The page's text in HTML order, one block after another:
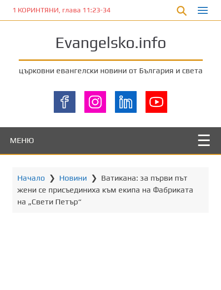
1 КОРИНТЯНИ, глава 11:23-34
Evangelsko.info
църковни евангелски новини от България и света
МЕНЮ
Начало ❯ Новини ❯ Ватикана: за първи път
жени се присъединиха към екипа на Фабриката
на „Свети Петър“